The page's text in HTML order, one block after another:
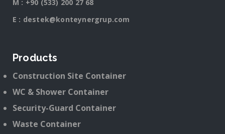
M : +90 (533) 200 27 68
E : destek@konteynergrup.com
Products
Construction Site Container
WC & Shower Container
Security-Guard Container
Waste Container